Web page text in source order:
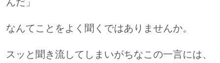
なんてことをよく聞くではありませんか。
スッと聞き流してしまいがちなこの一言には、